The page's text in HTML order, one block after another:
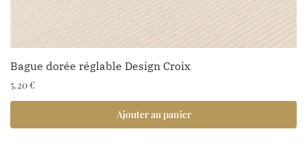
Bague dorée réglable Design Croix
5.20€
Ajouter au panier